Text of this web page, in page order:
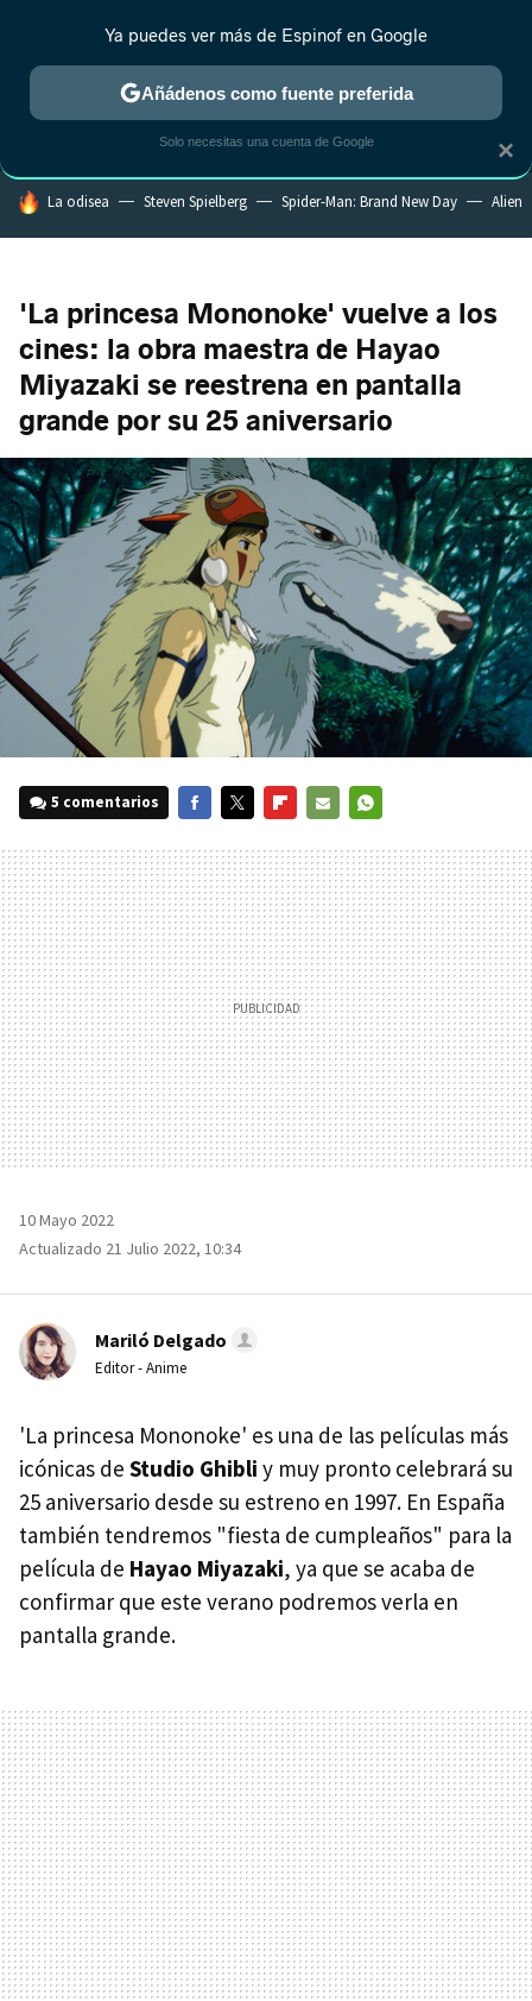
MENÚ NUEVO
ESTRENOS REALITY ANIME RANKINGS CINE
HOY SE HABLA DE
La odisea Steven Spielberg Spider-Man: Brand New Day Alien
'La princesa Mononoke' vuelve a los
cines: la obra maestra de Hayao
Miyazaki se reestrena en pantalla
grande por su 25 aniversario
5 comentarios
MAIL
10 Mayo 2022
Actualizado 21 Julio 2022, 10:34
Mariló Delgado
Editor - Anime
'La princesa Mononoke' es una de las películas más
icónicas de Studio Ghibli y muy pronto celebrará su
25 aniversario desde su estreno en 1997. En España
también tendremos "fiesta de cumpleaños" para la
película de Hayao Miyazaki, ya que se acaba de
confirmar que este verano podremos verla en
pantalla grande.
×
Ya puedes ver más de Espinof en Google
Añádenos como fuente preferida
Solo necesitas una cuenta de Google